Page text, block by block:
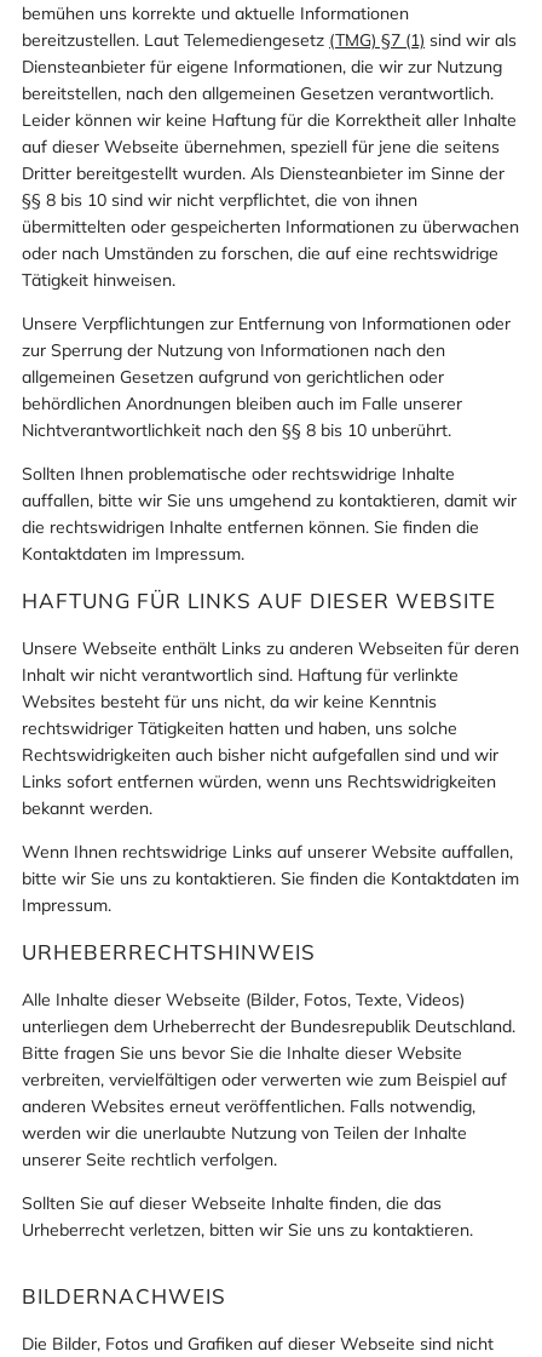
bemühen uns korrekte und aktuelle Informationen
bereitzustellen. Laut Telemediengesetz (TMG) §7 (1) sind wir als
Diensteanbieter für eigene Informationen, die wir zur Nutzung
bereitstellen, nach den allgemeinen Gesetzen verantwortlich.
Leider können wir keine Haftung für die Korrektheit aller Inhalte
auf dieser Webseite übernehmen, speziell für jene die seitens
Dritter bereitgestellt wurden. Als Diensteanbieter im Sinne der
§§ 8 bis 10 sind wir nicht verpflichtet, die von ihnen
übermittelten oder gespeicherten Informationen zu überwachen
oder nach Umständen zu forschen, die auf eine rechtswidrige
Tätigkeit hinweisen.
Unsere Verpflichtungen zur Entfernung von Informationen oder
zur Sperrung der Nutzung von Informationen nach den
allgemeinen Gesetzen aufgrund von gerichtlichen oder
behördlichen Anordnungen bleiben auch im Falle unserer
Nichtverantwortlichkeit nach den §§ 8 bis 10 unberührt.
Sollten Ihnen problematische oder rechtswidrige Inhalte
auffallen, bitte wir Sie uns umgehend zu kontaktieren, damit wir
die rechtswidrigen Inhalte entfernen können. Sie finden die
Kontaktdaten im Impressum.
HAFTUNG FÜR LINKS AUF DIESER WEBSITE
Unsere Webseite enthält Links zu anderen Webseiten für deren
Inhalt wir nicht verantwortlich sind. Haftung für verlinkte
Websites besteht für uns nicht, da wir keine Kenntnis
rechtswidriger Tätigkeiten hatten und haben, uns solche
Rechtswidrigkeiten auch bisher nicht aufgefallen sind und wir
Links sofort entfernen würden, wenn uns Rechtswidrigkeiten
bekannt werden.
Wenn Ihnen rechtswidrige Links auf unserer Website auffallen,
bitte wir Sie uns zu kontaktieren. Sie finden die Kontaktdaten im
Impressum.
URHEBERRECHTSHINWEIS
Alle Inhalte dieser Webseite (Bilder, Fotos, Texte, Videos)
unterliegen dem Urheberrecht der Bundesrepublik Deutschland.
Bitte fragen Sie uns bevor Sie die Inhalte dieser Website
verbreiten, vervielfältigen oder verwerten wie zum Beispiel auf
anderen Websites erneut veröffentlichen. Falls notwendig,
werden wir die unerlaubte Nutzung von Teilen der Inhalte
unserer Seite rechtlich verfolgen.
Sollten Sie auf dieser Webseite Inhalte finden, die das
Urheberrecht verletzen, bitten wir Sie uns zu kontaktieren.
BILDERNACHWEIS
Die Bilder, Fotos und Grafiken auf dieser Webseite sind nicht